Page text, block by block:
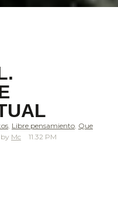
Libre pensamiento Que
Mc 11.32 PM